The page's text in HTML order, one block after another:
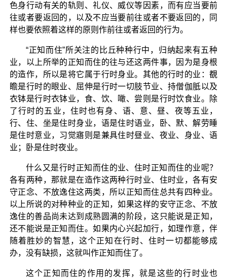
色身行动有关的轨则、礼仪、威仪等因素，而有应当要前
往或者要返回的，以及不应当要前往或者不要返回的，同
样也要依照着这样的原则作前往或者返回的行为。
“正知而住”所关注的比丘种种行中，归纳起来有五种
业，以上所举的正知而住的往与还这两件事，因为是身根
的造作，所以是将它属于行时身业。其他的行时的业：覩
瞻是行时的眼业、屈伸是行时一切肢节业、持僧伽胝以及
衣钵是行时衣钵业，食、饮、噉、尝则是行时饮食业。除
了行时的五业，住时也有身、语、意、昼、夜等五业，
行、住、坐是住时身业，语是住时语业，卧、默、解劳睡
是住时意业，习觉寤则是兼具住时昼业、夜业、身业、语
业；卧是住时夜业。
什么又是行时正知而住的业、住时正知而住的业呢？
各有两种，那就是在造作这两种行时业、住时业，各有安
守正念、不放逸住这两类，所以正知而住总共有四种业。
以上所说的对种种业的正知，如果这样的安守正念、不放
逸住的善品尚未达到成熟圆满的阶段，这只能说是正知，
还不能说是正知而住。如果内心兴起加行，如理作意，伴
随着胜妙的智慧，这个正知在行时、住时一切都能够成
办，没有缺损，这就叫作正知而住了。
这个正知而住的作用的发挥，就是这些的行时业也